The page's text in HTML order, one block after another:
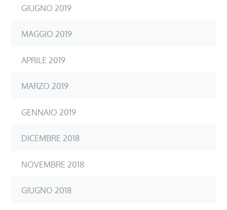
GIUGNO 2019
MAGGIO 2019
APRILE 2019
MARZO 2019
GENNAIO 2019
DICEMBRE 2018
NOVEMBRE 2018
GIUGNO 2018